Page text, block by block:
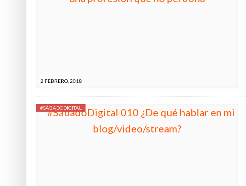
2 FEBRERO, 2018
#SÁBADODIGITAL